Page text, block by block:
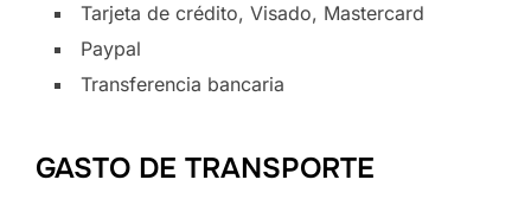
Tarjeta de crédito, Visado, Mastercard
Paypal
Transferencia bancaria
GASTO DE TRANSPORTE